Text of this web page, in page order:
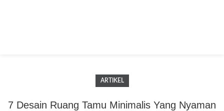
ARTIKEL
7 Desain Ruang Tamu Minimalis Yang Nyaman